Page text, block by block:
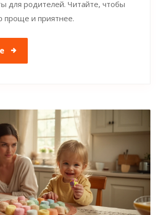
для родителей. Читайте, чтобы
проще и приятнее.